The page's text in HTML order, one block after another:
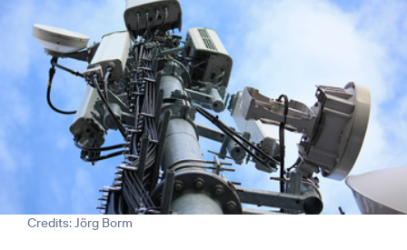
Credits: Jörg Borm